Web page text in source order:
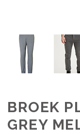
BROEK
GREY